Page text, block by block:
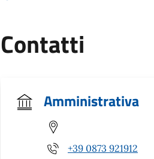
Contatti
Amministrativa
+39 0873 921912